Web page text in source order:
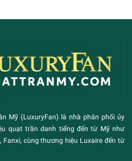
Mỹ (LuxuryFan) là nhà phân phối ủy
quạt trần danh tiếng đến từ Mỹ như
Fanxi, cùng thương hiệu Luxaire đến từ